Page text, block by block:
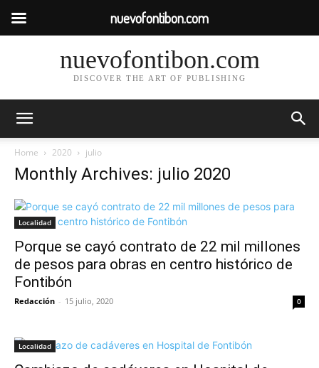
nuevofontibon.com
DISCOVER THE ART OF PUBLISHING
Home 2020 julio
Monthly Archives: julio 2020
Localidad
Porque se cayó contrato de 22 mil millones
de pesos para obras en centro histórico de
Fontibón
Redacción - 15 julio, 2020 0
Localidad
nuevofontibon.com